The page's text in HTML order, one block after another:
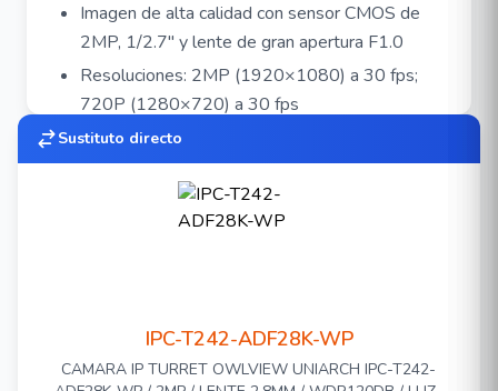
Imagen de alta calidad con sensor CMOS de
2MP, 1/2.7" y lente de gran apertura F1.0
Resoluciones: 2MP (1920×1080) a 30 fps;
720P (1280×720) a 30 fps
Compresión Ultra 265, H.265, H.264, MJPEG
Compatible con ColorHunter y tecnología Wise
ISP, que mejora el color, el detalle y reduce los
efectos borrosos en escenas con muy poca luz
Soporta modo pasillo 9:16
Sustituto directo
IPC-T242-ADF28K-WP
CAMARA IP TURRET OWLVIEW UNIARCH IPC-T242-